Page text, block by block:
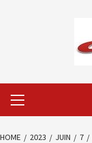
Menu
HOME 2023 JUIN 7